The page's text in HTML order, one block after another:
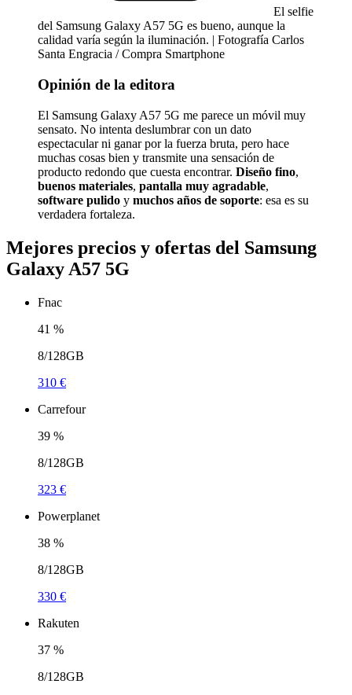
El selfie
del Samsung Galaxy A57 5G es bueno, aunque la
calidad varía según la iluminación. | Fotografía Carlos
Santa Engracia / Compra Smartphone
Opinión de la editora
El Samsung Galaxy A57 5G me parece un móvil muy
sensato. No intenta deslumbrar con un dato
espectacular ni ganar por la fuerza bruta, pero hace
muchas cosas bien y transmite una sensación de
producto redondo que cuesta encontrar. Diseño fino,
buenos materiales, pantalla muy agradable,
software pulido y muchos años de soporte: esa es su
verdadera fortaleza.
Mejores precios y ofertas del Samsung
Galaxy A57 5G
Fnac
41 %
8/128GB
310 €
Carrefour
39 %
8/128GB
323 €
Powerplanet
38 %
8/128GB
330 €
Rakuten
37 %
8/128GB